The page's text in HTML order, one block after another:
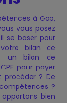
à Gap,
vous posez
se baser pour
bilan de
un bilan de
pour payer
? De
?
bien